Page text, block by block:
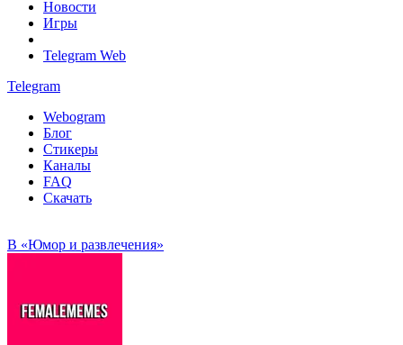
Новости
Игры
Telegram Web
Telegram
Webogram
Блог
Стикеры
Каналы
FAQ
Скачать
В «Юмор и развлечения»